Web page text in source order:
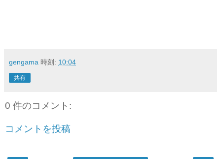
gengama 時刻: 10:04
共有
0 件のコメント:
コメントを投稿